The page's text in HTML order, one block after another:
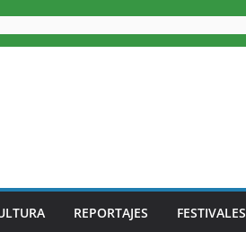
REPORTAJES FESTIVALES